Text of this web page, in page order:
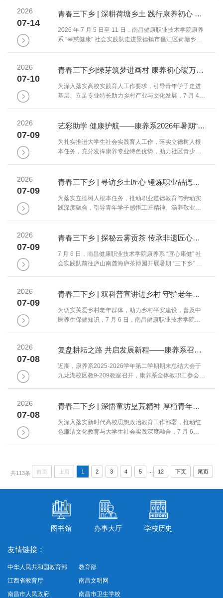
中医药义诊康养、非遗手工体验等服务，将健康科普与
生事业发展。面向村内少年儿童，实践队开设防溺水专
题安全课堂。团队摒弃单向宣讲模式，采用知识抢答互
2026
07-14
青春三下乡 | 深耕荷塘乡土 践行康养初心 —— 康养系“莘慈健康”社会实践队景德镇市童坊村纪实
2026 年 7 月 5 日至 11 日，南昌健康职业技术学院康养
系 “莘慈健康” 社会实践队走进景德镇市昌江区荷塘乡童
线，围绕安全科普、公益义诊、入户康养随访、心理关
村居家养老服务短板，用青年实干赋能乡村健康振兴。
抵达童坊村后，实践队与村新时代文明实践站召开校地
2026
07-10
青春三下乡|绿芽筑梦进画村 康养初心暖万安——康养系志愿服务队吉安市田北画村纪实
为深入落实高校实践育人工作要求，引导青年学子走进
基层、立足专业特长助力乡村产业与文化发展，7 月 4
民画村，开展首日实地调研与乡村文化实践活动。抵达
专题座谈会。村负责人向师生详细介绍田北画村发展历
程、文旅运营模式及乡村文化建设成效。双方围绕本次
2026
07-09
艺彩助学 健康护航——康养系2026年暑期“三下乡”实践队走进新余市路东社区
为扎实推进大学生社会实践育人工作，落实立德树人根
本任务，充分发挥康养专业特色优势，助力社区青少年
道路东社区，开展为期七天的“艺彩助学，健康护航”留守
站后，实践队第一时间对接社区工作人员完成驻地安
置，实地勘察教学教室、户外实践场地。结合社区实际
2026
07-09
青春三下乡 | 寻访乡土匠心 锤炼职业品德——康养系“绿芽筑梦”实践队吉安田北农民画村纪实（二）
为落实立德树人根本任务，推动职业道德教育与劳动实
践深度融合，引导青年学子感悟工匠精神、涵养敬业品
与劳动教育相结合的研学实践活动。 抵达田北农民画村
身多年创作历程分享，乡土田园风光是农民画创作的源
头活水，他始终以画笔定格乡村变迁、传承本土民俗文
2026
07-09
青春三下乡 | 探秘云雾贡茶 传承非遗匠心——康养系“宜心康健”社会实践队庐山茶博园纪实
7 月 6 日，南昌健康职业技术学院康养系 “宜心康健” 社
会实践队前往庐山南麓海庐茶博园开展暑期 “三下乡” 社
制作技艺，沉浸式探寻千年云雾贡茶蕴含的生态底蕴与
员走进高山生态茶园，现场开展采茶实操教学。大师细
致梳理庐山云雾茶发展脉络，介绍茶叶自汉代引种、宋
2026
07-09
青春三下乡 | 双科普宣讲进乡村 守护老年平安健康 —— 康养系“健行康复”社会实践队上饶荷田村纪实
为切实关爱乡村老年群体，助力乡村平安建设，普及中
医养生保健知识，7 月 6 日，南昌健康职业技术学院康
主题科普惠民活动，依托专业特色为村内老年人送上安
老安全屏障】实践队开展防范养老电信诈骗专题宣讲，
通过图文展板、本土乡村真实养老诈骗典型案例，细致
2026
07-08
复盘耕耘之路 共启发展新程——康养系召开期末工作总结大会
近期，康养系2025-2026学年第二学期期末总结大会于
九龙湖校区教9-209教室召开，康养系全体教职工参会。
务，凝聚全系教职工奋进合力。会议按照既定议程有序
报，系统梳理本学期党建引领、师德师风建设、理论学
习、意识形态管理等工作落实情况，结合康养专业育人
2026
07-08
青春三下乡 | 深悟童坊垦荒精神 厚植青年医者初心——康养系志愿服务队景德镇市童坊村纪实
为深入落实新时代高校思想政治教育工作部署，推动红
色廉洁文化教育与大学生社会实践深度融合，7 月 6
红色资源，紧扣康养专业育人目标，以实景教学打通理
论学习与实践育人通道。 在研学现场，全体队员有序瞻
仰革命纪念塔，认真研读碑文史料，全面学习老一辈垦
共113条 首页 上页 1 2 3 4 5 12 下页 尾页
图书馆 办事大厅 学校历史
友情链接：
中华人民共和国教育部
教育部
江西省教育厅
南昌文明网
南昌市人民政府
南昌市卫生学校